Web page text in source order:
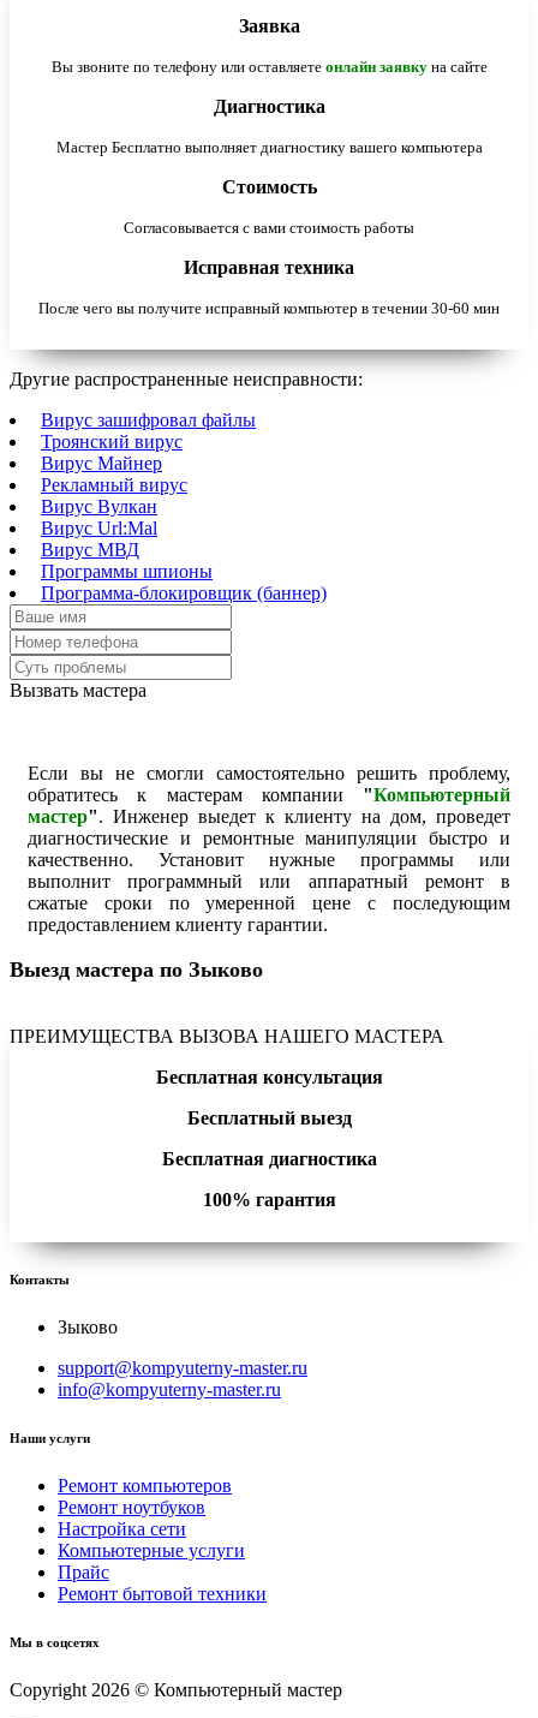
Заявка
Вы звоните по телефону или оставляете онлайн заявкуна сайте
Диагностика
Мастер Бесплатно выполняет диагностику вашего компьютера
Стоимость
Согласовывается с вами стоимость работы
Исправная техника
После чего вы получите исправный компьютер в течении 30-60 мин
Другие распространенные неисправности:
Вирус зашифровал файлы
Троянский вирус
Вирус Майнер
Рекламный вирус
Вирус Вулкан
Вирус Url:Mal
Вирус МВД
Программы шпионы
Программа-блокировщик (баннер)
Вызвать мастера
Если вы не смогли самостоятельно решить проблему,
обратитесь к мастерам компании "Компьютерный
мастер". Инженер выедет к клиенту на дом, проведет
диагностические и ремонтные манипуляции быстро и
качественно. Установит нужные программы или
выполнит программный или аппаратный ремонт в
сжатые сроки по умеренной цене с последующим
предоставлением клиенту гарантии.
Выезд мастера по Зыково
ПРЕИМУЩЕСТВА ВЫЗОВА НАШЕГО МАСТЕРА
Бесплатная консультация
Бесплатный выезд
Бесплатная диагностика
100% гарантия
Контакты
Зыково
support@kompyuterny-master.ru
info@kompyuterny-master.ru
Наши услуги
Ремонт компьютеров
Ремонт ноутбуков
Настройка сети
Компьютерные услуги
Прайс
Ремонт бытовой техники
Мы в соцсетях
Copyright 2026 © Компьютерный мастер